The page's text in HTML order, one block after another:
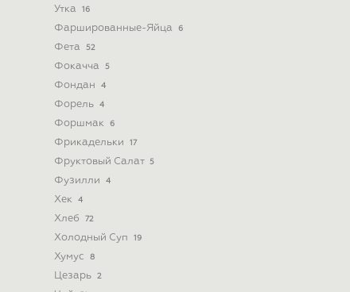
Утка 16
Фаршированные-Яйца 6
Фета 52
Фокачча 5
Фондан 4
Форель 4
Форшмак 6
Фрикадельки 17
Фруктовый Салат 5
Фузилли 4
Хек 4
Хлеб 72
Холодный Суп 19
Хумус 8
Цезарь 2